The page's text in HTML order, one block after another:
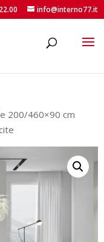
info@interno77.it
200/460×90 cm